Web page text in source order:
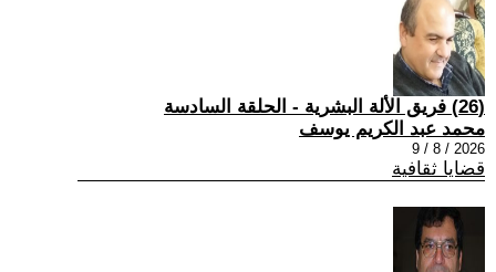
(26) فريق الألة البشرية - الحلقة السادسة
محمد عبد الكريم يوسف
2026 / 8 / 9
قضايا ثقافية